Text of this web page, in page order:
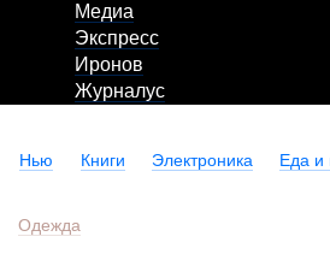
Медиа
Экспресс
Иронов
Журналус
Нью Книги Электроника Еда и
Одежда